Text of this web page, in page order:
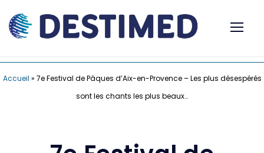
Accueil » 7e Festival de Pâques d’Aix-en-Provence – Les plus désespérés
sont les chants les plus beaux…